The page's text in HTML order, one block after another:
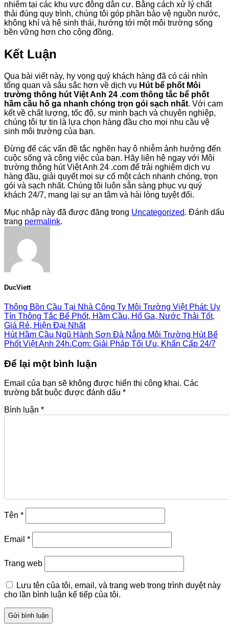
nhiễm tại các khu vực đông dân cư. Bằng cách xử lý chất
thải đúng quy trình, chúng tôi góp phần bảo vệ nguồn nước,
không khí và hệ sinh thái, hướng tới một môi trường sống
bền vững hơn cho cộng đồng.
Kết Luận
Qua bài viết này, hy vọng quý khách hàng đã có cái nhìn
tổng quan và sâu sắc hơn về dịch vụ Hút bể phốt Môi
trường thông hút Việt Anh 24 .com thông tắc bể phốt
hầm cầu hố ga nhanh chóng trọn gói sạch nhất. Với cam
kết về chất lượng, tốc độ, sự minh bạch và chuyên nghiệp,
chúng tôi tự tin là lựa chọn hàng đầu cho mọi nhu cầu vệ
sinh môi trường của bạn.
Đừng để các vấn đề tắc nghẽn hay ô nhiễm ảnh hưởng đến
cuộc sống và công việc của bạn. Hãy liên hệ ngay với Môi
trường thông hút Việt Anh 24 .com để trải nghiệm dịch vụ
hàng đầu, giải quyết mọi sự cố một cách nhanh chóng, trọn
gói và sạch nhất. Chúng tôi luôn sẵn sàng phục vụ quý
khách 24/7, mang lại sự an tâm và hài lòng tuyệt đối.
Mục nhập này đã được đăng trong Uncategorized. Đánh dấu
trang permalink.
DucViett
Thông Bồn Cầu Tại Nhà Công Ty Môi Trường Việt Phát: Uy
Tín Thông Tắc Bể Phốt, Hầm Cầu, Hố Ga, Nước Thải Tốt,
Giá Rẻ, Hiện Đại Nhất
Hút Hầm Cầu Ngũ Hành Sơn Đà Nẵng Môi Trường Hút Bể
Phốt Việt Anh 24h.Com: Giải Pháp Tối Ưu, Khẩn Cấp 24/7
Để lại một bình luận
Email của bạn sẽ không được hiển thị công khai. Các
trường bắt buộc được đánh dấu *
Bình luận *
Tên *
Email *
Trang web
Lưu tên của tôi, email, và trang web trong trình duyệt này
cho lần bình luận kế tiếp của tôi.